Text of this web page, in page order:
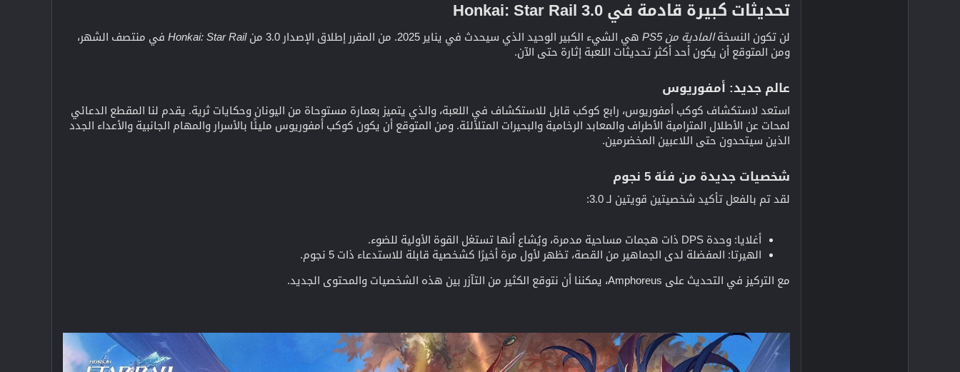
تحديثات كبيرة قادمة في Honkai: Star Rail 3.0​
لن تكون النسخةالمادية من PS5 هي الشيء الكبير الوحيد الذي سيحدث في يناير 2025. من المقرر إطلاق الإصدار 3.0 من Honkai: Star Rail في منتصف الشهر،
ومن المتوقع أن يكون أحد أكثر تحديثات اللعبة إثارة حتى الآن.
عالم جديد: أمفوريوس​
استعد لاستكشاف كوكب أمفوريوس، رابع كوكب قابل للاستكشاف في اللعبة، والذي يتميز بعمارة مستوحاة من اليونان وحكايات ثرية. يقدم لنا المقطع الدعائي
لمحات عن الأطلال المترامية الأطراف والمعابد الرخامية والبحيرات المتلألئة. ومن المتوقع أن يكون كوكب أمفوريوس مليئًا بالأسرار والمهام الجانبية والأعداء الجدد
الذين سيتحدون حتى اللاعبين المخضرمين.
شخصيات جديدة من فئة 5 نجوم​
لقد تم بالفعل تأكيد شخصيتين قويتين لـ 3.0:
أغلايا: وحدة DPS ذات هجمات مساحية مدمرة، ويُشاع أنها تستغل القوة الأولية للضوء.
الهيرتا: المفضلة لدى الجماهير من القصة، تظهر لأول مرة أخيرًا كشخصية قابلة للاستدعاء ذات 5 نجوم.
مع التركيز في التحديث على Amphoreus، يمكننا أن نتوقع الكثير من التآزر بين هذه الشخصيات والمحتوى الجديد.